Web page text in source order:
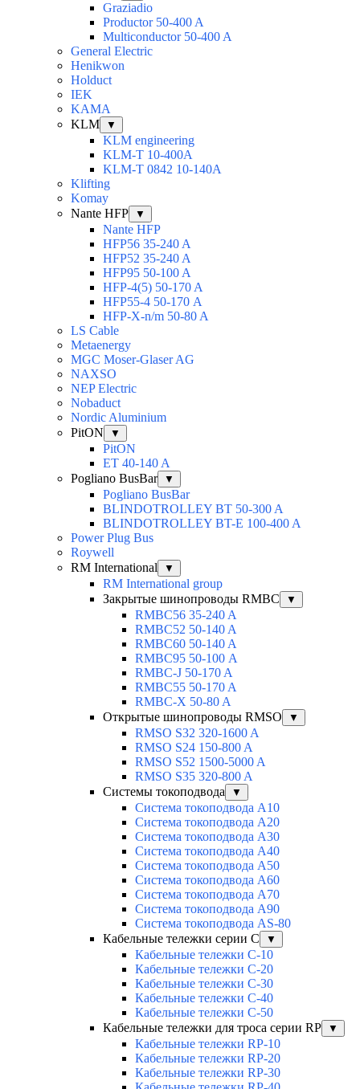
Graziadio
Productor 50-400 A
Multiconductor 50-400 A
General Electric
Henikwon
Holduct
IEK
KAMA
KLM
▼
KLM engineering
KLM-T 10-400A
KLM-T 0842 10-140A
Klifting
Komay
Nante HFP
▼
Nante HFP
HFP56 35-240 A
HFP52 35-240 A
HFP95 50-100 A
HFP-4(5) 50-170 A
HFP55-4 50-170 А
HFP-X-n/m 50-80 A
LS Cable
Metaenergy
MGC Moser-Glaser AG
NAXSO
NEP Electric
Nobaduct
Nordic Aluminium
PitON
▼
PitON
ET 40-140 A
Pogliano BusBar
▼
Pogliano BusBar
BLINDOTROLLEY BT 50-300 A
BLINDOTROLLEY BT-E 100-400 A
Power Plug Bus
Roywell
RM International
▼
RM International group
Закрытые шинопроводы RMBC
▼
RMBC56 35-240 A
RMBC52 50-140 A
RMBC60 50-140 A
RMBC95 50-100 А
RMBC-J 50-170 A
RMBC55 50-170 A
RMBC-X 50-80 A
Открытые шинопроводы RMSO
▼
RMSO S32 320-1600 A
RMSO S24 150-800 A
RMSO S52 1500-5000 A
RMSO S35 320-800 A
Системы токоподвода
▼
Система токоподвода А10
Система токоподвода А20
Система токоподвода А30
Система токоподвода А40
Система токоподвода А50
Система токоподвода А60
Система токоподвода А70
Система токоподвода А90
Система токоподвода АS-80
Кабельные тележки серии C
▼
Кабельные тележки С-10
Кабельные тележки С-20
Кабельные тележки С-30
Кабельные тележки С-40
Кабельные тележки С-50
Кабельные тележки для троса серии RP
▼
Кабельные тележки RP-10
Кабельные тележки RP-20
Кабельные тележки RP-30